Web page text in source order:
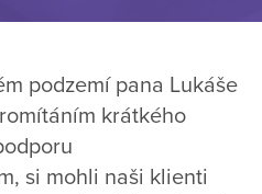
podzemí pana Lukáše
krátkého
si mohli naši klienti